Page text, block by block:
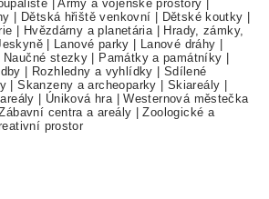
|Army a vojenské prostory
Dětská hřiště venkovní Dětské koutky
Hvězdárny a planetária|
Hrady, zámky,
| Lanové parky Lanové dráhy
Naučné stezky Památky a památníky
Rozhledny a vyhlídky
Sdílené
|Skanzeny a archeoparky Skiareály
Úniková hra|Westernová městečka
centra a areály |Zoologické a
prostor